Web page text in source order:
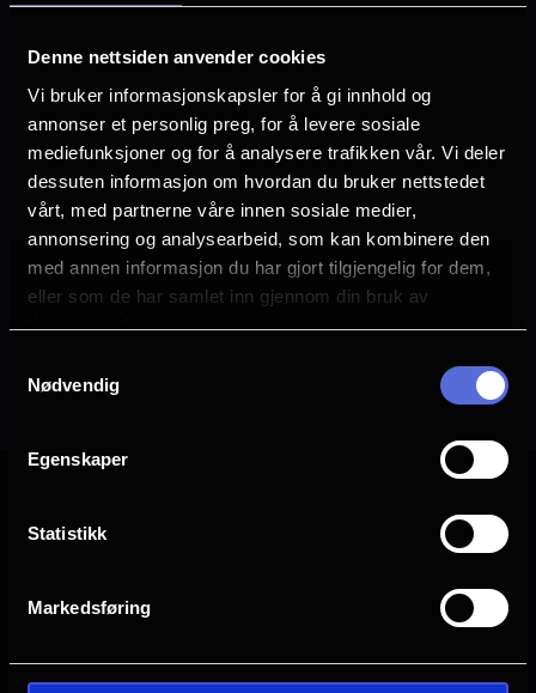
Denne nettsiden anvender cookies
Vi bruker informasjonskapsler for å gi innhold og
annonser et personlig preg, for å levere sosiale
mediefunksjoner og for å analysere trafikken vår. Vi deler
dessuten informasjon om hvordan du bruker nettstedet
vårt, med partnerne våre innen sosiale medier,
annonsering og analysearbeid, som kan kombinere den
med annen informasjon du har gjort tilgjengelig for dem,
eller som de har samlet inn gjennom din bruk av
tjenestene deres.
Nødvendig
Egenskaper
Statistikk
Markedsføring
Fre, 7/8
Sal 4
17.30
2D, Eng.
tale, Norsk
tekst
Lør, 8/8
Sal 4
12.00
2D, Eng.
tale, Norsk
tekst
Sal 4
2D, Eng.
Søn, 9/8
Sal 4
12.00
2D, Eng.
tale, Norsk
tekst
Sal 4
2D, Eng.
Man, 10/8
Sal 4
12.00
tale, Norsk
tekst
2D, Eng.
tekst
Asker
Asker